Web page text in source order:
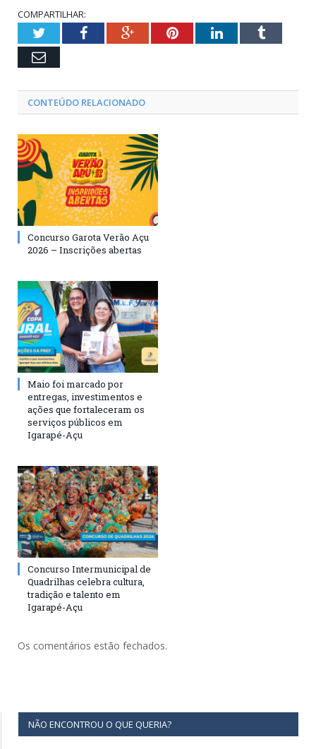
COMPARTILHAR:
TwitterFacebookGoogle+PinterestLinkedInTumblr
Email
CONTEÚDO RELACIONADO
Concurso Garota Verão Açu
2026 – Inscrições abertas
Maio foi marcado por
entregas, investimentos e
ações que fortaleceram os
serviços públicos em
Igarapé-Açu
Concurso Intermunicipal de
Quadrilhas celebra cultura,
tradição e talento em
Igarapé-Açu
Os comentários estão fechados.
NÃO ENCONTROU O QUE QUERIA?